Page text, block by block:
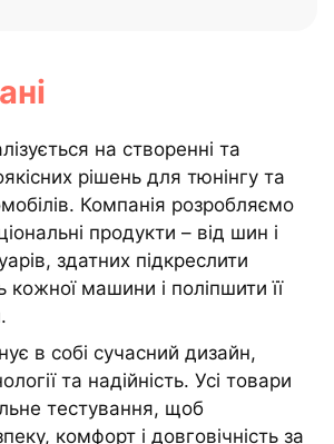
на створенні та
рішень для тюнінгу та
Компанія розробляємо
продукти – від шин і
здатних підкреслити
кожної машини і поліпшити її
в собі сучасний дизайн,
та надійність. Усі товари
тестування, щоб
комфорт і довговічність за